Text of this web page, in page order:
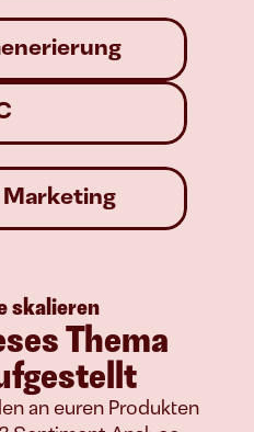
Marketing
skalieren
Thema
an euren Produkten